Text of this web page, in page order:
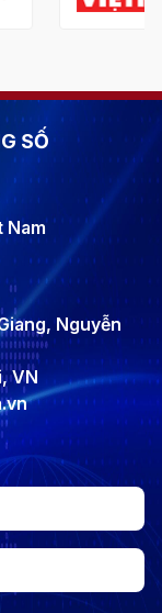
SỐ
Nam
Nguyễn
VN